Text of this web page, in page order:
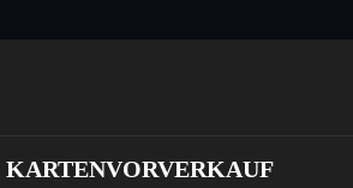
KARTENVORVERKAUF